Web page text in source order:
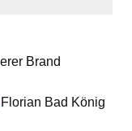
Brand
Florian Bad König